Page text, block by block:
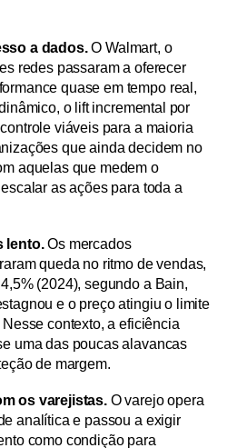
a dados. O Walmart, o
redes passaram a oferecer
quase em tempo real,
o lift incremental por
viáveis para a maioria
que ainda decidem no
aquelas que medem o
as ações para toda a
lento. Os mercados
queda no ritmo de vendas,
(2024), segundo a Bain,
e o preço atingiu o limite
contexto, a eficiência
uma das poucas alavancas
de margem.
os varejistas. O varejo opera
analítica e passou a exigir
como condição para